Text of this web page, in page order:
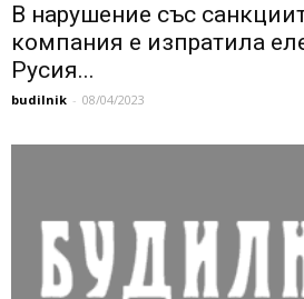
В нарушение със
компания е изпратила
Русия...
budilnik - 08/04/2023